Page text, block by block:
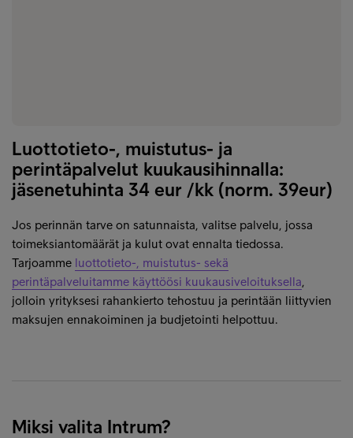
Luottotieto-, muistutus- ja
perintäpalvelut kuukausihinnalla:
jäsenetuhinta 34 eur /kk (norm. 39eur)
Jos perinnän tarve on satunnaista, valitse palvelu, jossa
toimeksiantomäärät ja kulut ovat ennalta tiedossa.
Tarjoamme luottotieto-, muistutus- sekä
perintäpalveluitamme käyttöösi kuukausiveloituksella,
jolloin yrityksesi rahankierto tehostuu ja perintään liittyvien
maksujen ennakoiminen ja budjetointi helpottuu.
Miksi valita Intrum?